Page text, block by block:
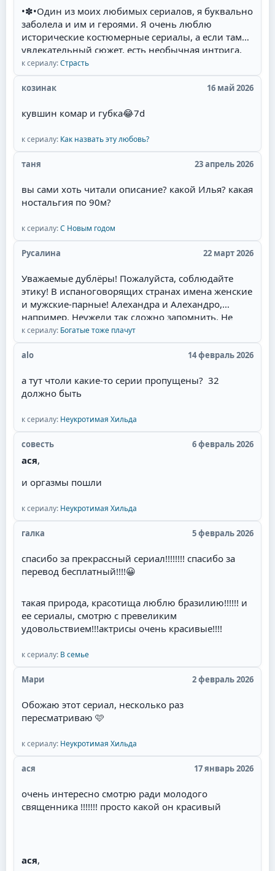
•✽•Один из моих любимых сериалов, я буквально
заболела и им и героями. Я очень люблю
исторические костюмерные сериалы, а если там
увлекательный сюжет, есть необычная интрига,
красивые талантливые актёры(Фернандо Колунга,
Себастьян Рульи, Уильям Леви) и их
великолепная игра, то для меня наслаждение
захватывающий сюжет, съёмки в живописных
полное соответствие эпохе, великолепные наряды
актёров и конечно любимая тема в романах и
сериалах- ненависть перерастающая в бешеную
сюжета. у меня даже сложилась мысль, что это
экранизация одного из дамских любовных
которые мечтала увидеть на экране. Привлек сам
образ главного героя - пират.Отдельный респект
за отсутствие моего "любимейшего" сюжетного
ложится с ним, и героиня это видит. Потом
злодейка объявляет о беременности, и герой, как
честный человек, женится. Причём он может
противиться, но героиня сама его отпускает к
другой, мол, ты должен, там ребёнок. При этом
она часто сама беременна. И она выходит замуж
за давно влюблённого в неё парня, но в постель
героя. Советую всем посмотреть необычную
историю любви пирата!
к сериалу:Страсть
козинак 16 май 2026
кувшин комар и губка😂7d
к сериалу: Как назвать эту любовь?
таня 23 апрель 2026
вы сами хоть читали описание? какой Илья? какая
ностальгия по 90м?
к сериалу:С Новым годом
Русалина 22 март 2026
Уважаемые дублёры! Пожалуйста, соблюдайте
этику! В испаноговорящих странах имена женские
и мужские-парные! Алехандра и Алехандро,
например. Неужели так сложно запомнить. Не
валите всё в одну кучу! Сантьяга - режет ухо!
Мужские имена имеют окончание -о, а женские,
соответственно -а.
к сериалу: Богатые тоже плачут
alo 14 февраль 2026
а тут чтоли какие-то серии пропущены? 32
должно быть
к сериалу: Неукротимая Хильда
совесть 6 февраль 2026
ася,
и оргазмы пошли
к сериалу: Неукротимая Хильда
галка 5 февраль 2026
спасибо за прекрассный сериал!!!!!!!! спасибо за
перевод бесплатный!!!!😀
такая природа, красотища люблю бразилию!!!!!! и
ее сериалы, смотрю с превеликим
удовольствием!!!актрисы очень красивые!!!!
к сериалу: В семье
Мари 2 февраль 2026
Обожаю этот сериал, несколько раз
пересматриваю 🩷
к сериалу: Неукротимая Хильда
ася 17 январь 2026
очень интересно смотрю ради молодого
священника !!!!!!! просто какой он красивый
ася,